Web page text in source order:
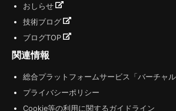
おしらせ
技術ブログ
ブログTOP
関連情報
総合プラットフォームサービス「バーチャ
プライバシーポリシー
Cookie等の利用に関するガイドライン